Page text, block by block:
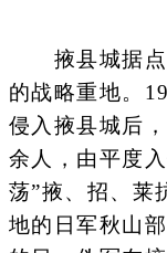
掖县城据点
的战略重地。
侵入掖县城后
余人，由平度
荡”掖、招、莱
地的日军秋山